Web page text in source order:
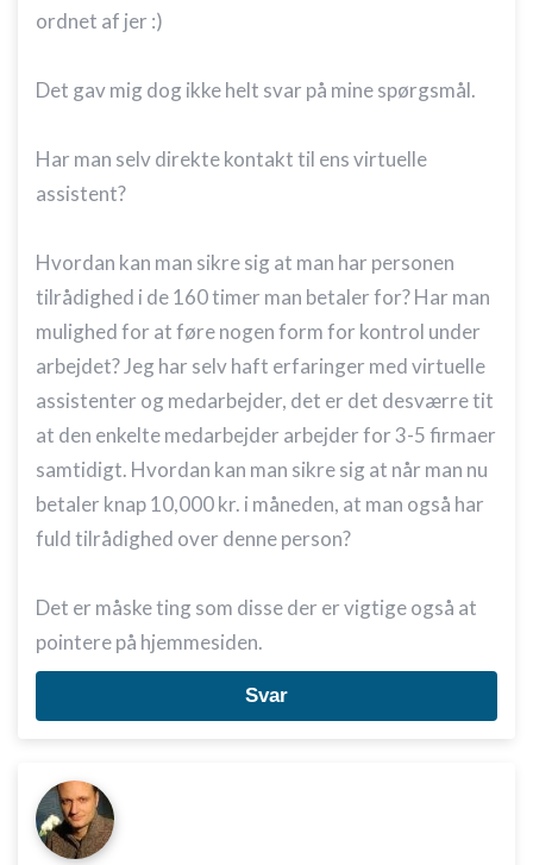
ordnet af jer :)
Det gav mig dog ikke helt svar på mine spørgsmål.
Har man selv direkte kontakt til ens virtuelle
assistent?
Hvordan kan man sikre sig at man har personen
tilrådighed i de 160 timer man betaler for? Har man
mulighed for at føre nogen form for kontrol under
arbejdet? Jeg har selv haft erfaringer med virtuelle
assistenter og medarbejder, det er det desværre tit
at den enkelte medarbejder arbejder for 3-5 firmaer
samtidigt. Hvordan kan man sikre sig at når man nu
betaler knap 10,000 kr. i måneden, at man også har
fuld tilrådighed over denne person?
Det er måske ting som disse der er vigtige også at
pointere på hjemmesiden.
Svar